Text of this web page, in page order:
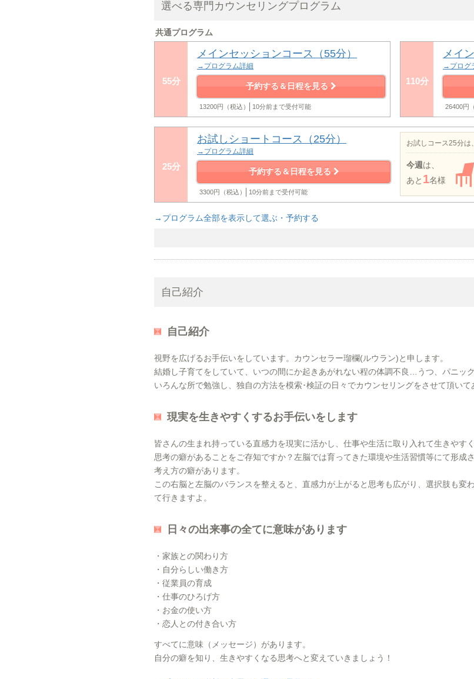
選べる専門カウンセリングプログラム
共通プログラム
55分
メインセッションコース（55分）
→プログラム詳細
予約する＆日程を見る
13200円（税込） 10分前まで受付可能
110分
メイ
→プログ
26400円
25分
お試しショートコース（25分）
→プログラム詳細
予約する＆日程を見る
3300円（税込） 10分前まで受付可能
お試しコース25分は
今週 は、
あと 1名様
→プログラム全部を表示して選ぶ・予約する
自己紹介
自己紹介
視野を広げるお手伝いをしています。カウンセラー瑠欄(ルウラン)と申します。
結婚し子育てをしていて、いつの間にか起きあがれない程の体調不良…うつ、パニッ
いろんな所で勉強し、独自の方法を模索･検証の日々でカウンセリングをさせて頂いて
現実を生きやすくするお手伝いをします
皆さんの生まれ持っている直感力を現実に活かし、仕事や生活に取り入れて生きやす
思考の癖があることをご存知ですか？左脳では育ってきた環境や生活習慣等にて形成
考え方の癖があります。
この右脳と左脳のバランスを整えると、直感力が上がると思考も広がり、選択肢も変
て行きますよ。
日々の出来事の全てに意味があります
・家族との関わり方
・自分らしい働き方
・従業員の育成
・仕事のひろげ方
・お金の使い方
・恋人との付き合い方
すべてに意味（メッセージ）があります。
自分の癖を知り、生きやすくなる思考へと変えていきましょう！